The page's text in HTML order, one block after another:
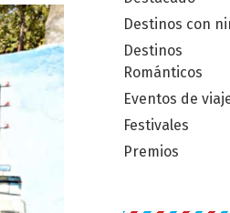
Destinos con
Destinos
Románticos
Eventos de
Festivales
Premios